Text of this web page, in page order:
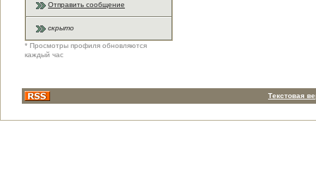
Отправить сообщение
скрыто
* Просмотры профиля обновляются
каждый час
Текстовая